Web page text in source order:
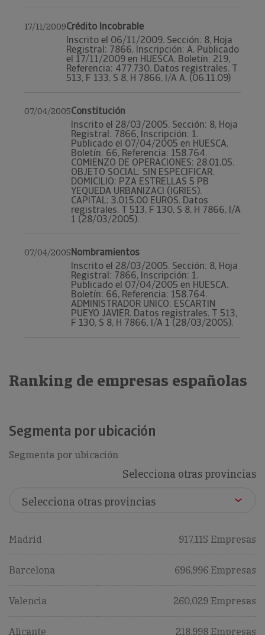
17/11/2009Crédito Incobrable
Inscrito el 06/11/2009. Sección: 8, Hoja
Registral: 7866, Inscripción: A. Publicado
el 17/11/2009 en HUESCA. Boletín: 219,
Referencia: 477.730. Datos registrales. T
513, F 133, S 8, H 7866, I/A A, (06.11.09)
07/04/2005Constitución
Inscrito el 28/03/2005. Sección: 8, Hoja
Registral: 7866, Inscripción: 1.
Publicado el 07/04/2005 en HUESCA.
Boletín: 66, Referencia: 158.764.
COMIENZO DE OPERACIONES: 28.01.05.
OBJETO SOCIAL: SIN ESPECIFICAR.
DOMICILIO: PZA ESTRELLAS 5 PB
YEQUEDA URBANIZACI (IGRIES).
CAPITAL: 3.015,00 EUROS. Datos
registrales. T 513, F 130, S 8, H 7866, I/A
1 (28/03/2005).
07/04/2005Nombramientos
Inscrito el 28/03/2005. Sección: 8, Hoja
Registral: 7866, Inscripción: 1.
Publicado el 07/04/2005 en HUESCA.
Boletín: 66, Referencia: 158.764.
ADMINISTRADOR UNICO: ESCARTIN
PUEYO JAVIER. Datos registrales. T 513,
F 130, S 8, H 7866, I/A 1 (28/03/2005).
Ranking de empresas españolas
Segmenta por ubicación
Segmenta por ubicación
Selecciona otras provincias
Madrid 917,115 Empresas
Barcelona 696,996 Empresas
Valencia 260,029 Empresas
Alicante 218,998 Empresas